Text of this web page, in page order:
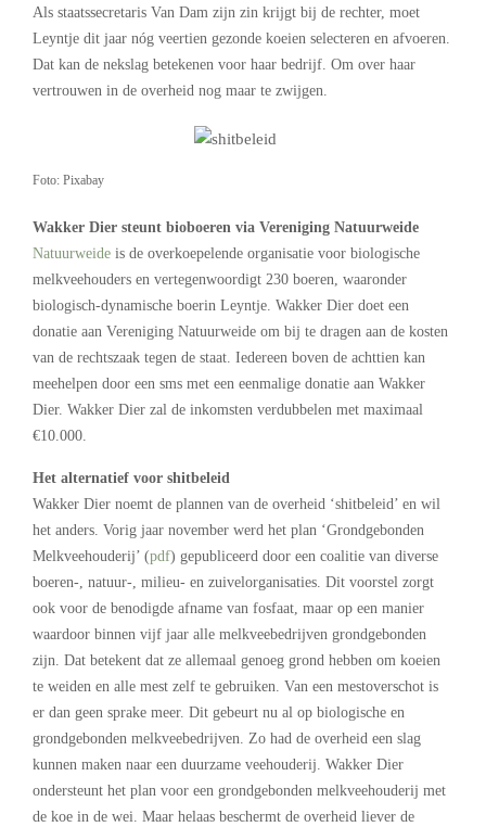
Als staatssecretaris Van Dam zijn zin krijgt bij de rechter, moet
Leyntje dit jaar nóg veertien gezonde koeien selecteren en afvoeren.
Dat kan de nekslag betekenen voor haar bedrijf. Om over haar
vertrouwen in de overheid nog maar te zwijgen.
Foto: Pixabay
Wakker Dier steunt bioboeren via Vereniging Natuurweide
Natuurweide is de overkoepelende organisatie voor biologische
melkveehouders en vertegenwoordigt 230 boeren, waaronder
biologisch-dynamische boerin Leyntje. Wakker Dier doet een
donatie aan Vereniging Natuurweide om bij te dragen aan de kosten
van de rechtszaak tegen de staat. Iedereen boven de achttien kan
meehelpen door een sms met een eenmalige donatie aan Wakker
Dier. Wakker Dier zal de inkomsten verdubbelen met maximaal
€10.000.
Het alternatief voor shitbeleid
Wakker Dier noemt de plannen van de overheid ‘shitbeleid’ en wil
het anders. Vorig jaar november werd het plan ‘Grondgebonden
Melkveehouderij’ (pdf) gepubliceerd door een coalitie van diverse
boeren-, natuur-, milieu- en zuivelorganisaties. Dit voorstel zorgt
ook voor de benodigde afname van fosfaat, maar op een manier
waardoor binnen vijf jaar alle melkveebedrijven grondgebonden
zijn. Dat betekent dat ze allemaal genoeg grond hebben om koeien
te weiden en alle mest zelf te gebruiken. Van een mestoverschot is
er dan geen sprake meer. Dit gebeurt nu al op biologische en
grondgebonden melkveebedrijven. Zo had de overheid een slag
kunnen maken naar een duurzame veehouderij. Wakker Dier
ondersteunt het plan voor een grondgebonden melkveehouderij met
de koe in de wei. Maar helaas beschermt de overheid liever de